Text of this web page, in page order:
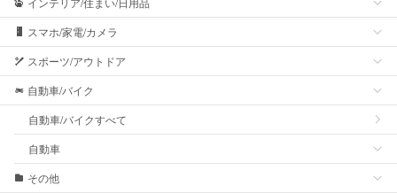
スマホ/家電/カメラ
スポーツ/アウトドア
自動車/バイク
自動車/バイクすべて
自動車
その他